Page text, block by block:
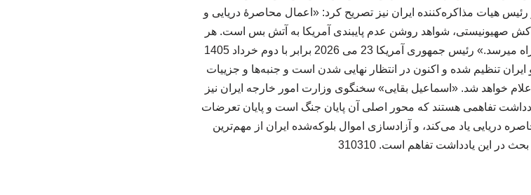
هیات مذاکره‌کننده ایران نیز تصریح کرد: «اعمال محاصرهٔ دریایی و
صهیونیستی، شواهد روشن عدم پایبندی آمریکا به آتش بس است. هر
انتخابی، هزینه‌ای دارد و صورتحساب آن هم از راه میرسد.» رئیس جمهوری آمریکا 23 می 2026 برابر با دوم خرداد 1405
ایران تنظیم شده و اکنون در انتظار نهایی شدن است و جنبه‌ها و جزییات
خواهد شد. «اسماعیل بقایی» سخنگوی وزارت امور خارجه ایران نیز
تفاهمی هستند که محور اصلی آن پایان جنگ است و پایان تعرضات
دریایی یاد می‌کند، و آزادسازی اموال بلوکه‌شده ایران از مهم‌ترین
در این یادداشت تفاهم است. 310310